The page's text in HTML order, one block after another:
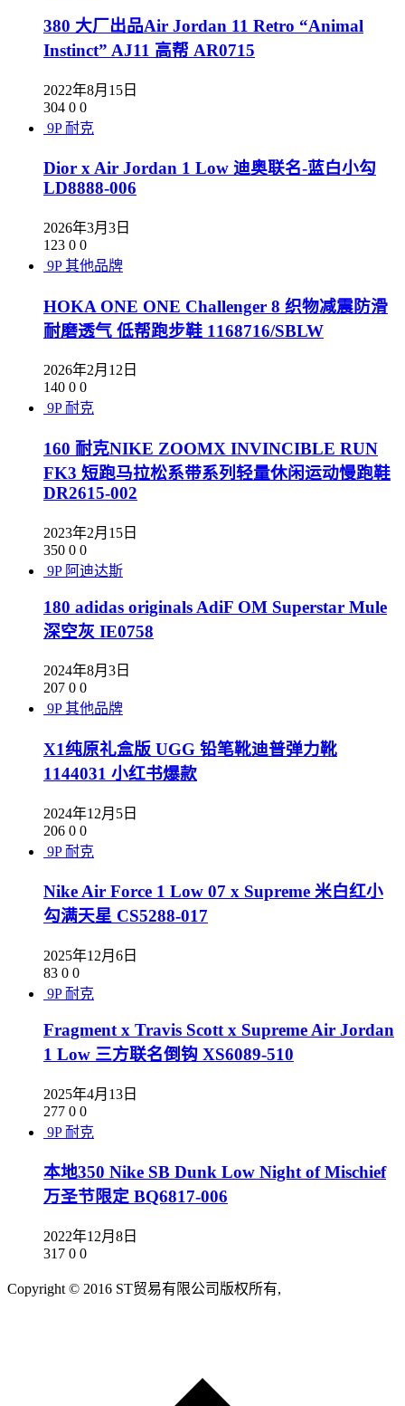
380 大厂出品Air Jordan 11 Retro “Animal
Instinct” AJ11 高帮 AR0715
2022年8月15日
304 0 0
9P 耐克
Dior x Air Jordan 1 Low 迪奥联名-蓝白小勾
LD8888-006
2026年3月3日
123 0 0
9P 其他品牌
HOKA ONE ONE Challenger 8 织物减震防滑
耐磨透气 低帮跑步鞋 1168716/SBLW
2026年2月12日
140 0 0
9P 耐克
160 耐克NIKE ZOOMX INVINCIBLE RUN
FK3 短跑马拉松系带系列轻量休闲运动慢跑鞋
DR2615-002
2023年2月15日
350 0 0
9P 阿迪达斯
180 adidas originals AdiF OM Superstar Mule
深空灰 IE0758
2024年8月3日
207 0 0
9P 其他品牌
X1纯原礼盒版 UGG 铅笔靴迪普弹力靴
1144031 小红书爆款
2024年12月5日
206 0 0
9P 耐克
Nike Air Force 1 Low 07 x Supreme 米白红小
勾满天星 CS5288-017
2025年12月6日
83 0 0
9P 耐克
Fragment x Travis Scott x Supreme Air Jordan
1 Low 三方联名倒钩 XS6089-510
2025年4月13日
277 0 0
9P 耐克
本地350 Nike SB Dunk Low Night of Mischief
万圣节限定 BQ6817-006
2022年12月8日
317 0 0
Copyright © 2016 ST贸易有限公司版权所有,